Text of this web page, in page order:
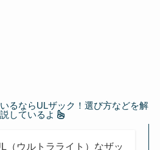
るならULザック！選び方などを解
説しているよ
（ウルトラライト）なザッ